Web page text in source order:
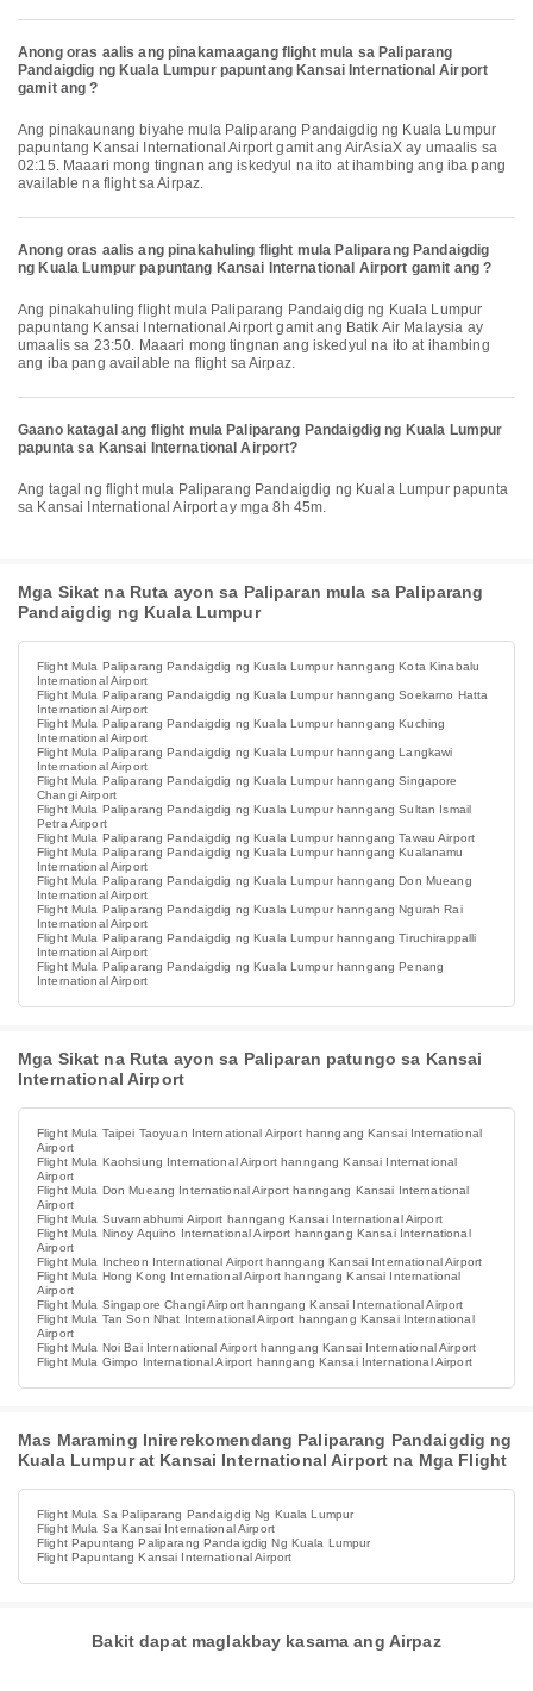
Anong oras aalis ang pinakamaagang flight mula sa Paliparang
Pandaigdig ng Kuala Lumpur papuntang Kansai International Airport
gamit ang ?
Ang pinakaunang biyahe mula Paliparang Pandaigdig ng Kuala Lumpur
papuntang Kansai International Airport gamit ang AirAsiaX ay umaalis sa
02:15. Maaari mong tingnan ang iskedyul na ito at ihambing ang iba pang
available na flight sa Airpaz.
Anong oras aalis ang pinakahuling flight mula Paliparang Pandaigdig
ng Kuala Lumpur papuntang Kansai International Airport gamit ang ?
Ang pinakahuling flight mula Paliparang Pandaigdig ng Kuala Lumpur
papuntang Kansai International Airport gamit ang Batik Air Malaysia ay
umaalis sa 23:50. Maaari mong tingnan ang iskedyul na ito at ihambing
ang iba pang available na flight sa Airpaz.
Gaano katagal ang flight mula Paliparang Pandaigdig ng Kuala Lumpur
papunta sa Kansai International Airport?
Ang tagal ng flight mula Paliparang Pandaigdig ng Kuala Lumpur papunta
sa Kansai International Airport ay mga 8h 45m.
Mga Sikat na Ruta ayon sa Paliparan mula sa Paliparang
Pandaigdig ng Kuala Lumpur
Flight Mula Paliparang Pandaigdig ng Kuala Lumpur hanngang Kota Kinabalu
International Airport
Flight Mula Paliparang Pandaigdig ng Kuala Lumpur hanngang Soekarno Hatta
International Airport
Flight Mula Paliparang Pandaigdig ng Kuala Lumpur hanngang Kuching
International Airport
Flight Mula Paliparang Pandaigdig ng Kuala Lumpur hanngang Langkawi
International Airport
Flight Mula Paliparang Pandaigdig ng Kuala Lumpur hanngang Singapore
Changi Airport
Flight Mula Paliparang Pandaigdig ng Kuala Lumpur hanngang Sultan Ismail
Petra Airport
Flight Mula Paliparang Pandaigdig ng Kuala Lumpur hanngang Tawau Airport
Flight Mula Paliparang Pandaigdig ng Kuala Lumpur hanngang Kualanamu
International Airport
Flight Mula Paliparang Pandaigdig ng Kuala Lumpur hanngang Don Mueang
International Airport
Flight Mula Paliparang Pandaigdig ng Kuala Lumpur hanngang Ngurah Rai
International Airport
Flight Mula Paliparang Pandaigdig ng Kuala Lumpur hanngang Tiruchirappalli
International Airport
Flight Mula Paliparang Pandaigdig ng Kuala Lumpur hanngang Penang
International Airport
Mga Sikat na Ruta ayon sa Paliparan patungo sa Kansai
International Airport
Flight Mula Taipei Taoyuan International Airport hanngang Kansai International
Airport
Flight Mula Kaohsiung International Airport hanngang Kansai International
Airport
Flight Mula Don Mueang International Airport hanngang Kansai International
Airport
Flight Mula Suvarnabhumi Airport hanngang Kansai International Airport
Flight Mula Ninoy Aquino International Airport hanngang Kansai International
Airport
Flight Mula Incheon International Airport hanngang Kansai International Airport
Flight Mula Hong Kong International Airport hanngang Kansai International
Airport
Flight Mula Singapore Changi Airport hanngang Kansai International Airport
Flight Mula Tan Son Nhat International Airport hanngang Kansai International
Airport
Flight Mula Noi Bai International Airport hanngang Kansai International Airport
Flight Mula Gimpo International Airport hanngang Kansai International Airport
Mas Maraming Inirerekomendang Paliparang Pandaigdig ng
Kuala Lumpur at Kansai International Airport na Mga Flight
Flight Mula Sa Paliparang Pandaigdig Ng Kuala Lumpur
Flight Mula Sa Kansai International Airport
Flight Papuntang Paliparang Pandaigdig Ng Kuala Lumpur
Flight Papuntang Kansai International Airport
Bakit dapat maglakbay kasama ang Airpaz